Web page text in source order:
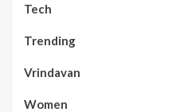
Tech
Trending
Vrindavan
Women